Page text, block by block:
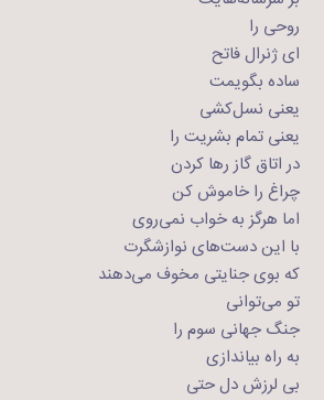
روحی را
ای ژنرال فاتح
ساده بگویمت
یعنی نسل‌کشی
یعنی تمام بشریت را
در اتاق گاز رها کردن
چراغ را خاموش کن
اما هرگز به خواب نمی‌روی
با این دست‌های نوازشگرت
که بوی جنایتی مخوف می‌دهند
تو می‌توانی
جنگ جهانی سوم را
به راه بیاندازی
بی لرزش دل حتی